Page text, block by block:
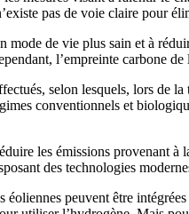
pas de voie claire pour
de vie plus sain et à
l’empreinte carbone
selon lesquels, lors de
conventionnels et
les émissions provenant
des technologies
peuvent être